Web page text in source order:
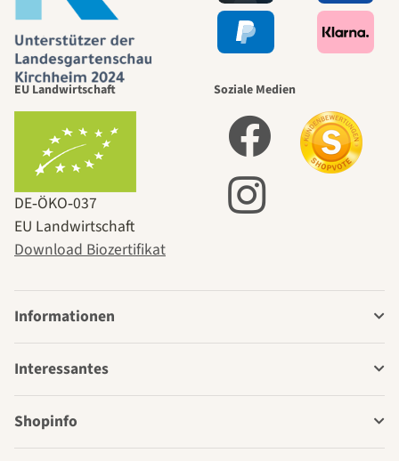
EU Landwirtschaft
DE‑ÖKO‑037
EU Landwirtschaft
Download Biozertifikat
Soziale Medien
Informationen
Interessantes
Shopinfo